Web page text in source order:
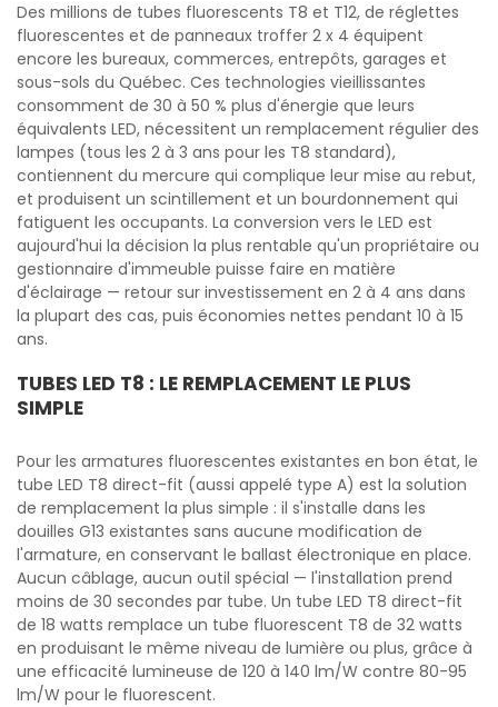
Des millions de tubes fluorescents T8 et T12, de réglettes
fluorescentes et de panneaux troffer 2 x 4 équipent
encore les bureaux, commerces, entrepôts, garages et
sous-sols du Québec. Ces technologies vieillissantes
consomment de 30 à 50 % plus d'énergie que leurs
équivalents LED, nécessitent un remplacement régulier des
lampes (tous les 2 à 3 ans pour les T8 standard),
contiennent du mercure qui complique leur mise au rebut,
et produisent un scintillement et un bourdonnement qui
fatiguent les occupants. La conversion vers le LED est
aujourd'hui la décision la plus rentable qu'un propriétaire ou
gestionnaire d'immeuble puisse faire en matière
d'éclairage — retour sur investissement en 2 à 4 ans dans
la plupart des cas, puis économies nettes pendant 10 à 15
ans.
TUBES LED T8 : LE REMPLACEMENT LE PLUS
SIMPLE
Pour les armatures fluorescentes existantes en bon état, le
tube LED T8 direct-fit (aussi appelé type A) est la solution
de remplacement la plus simple : il s'installe dans les
douilles G13 existantes sans aucune modification de
l'armature, en conservant le ballast électronique en place.
Aucun câblage, aucun outil spécial — l'installation prend
moins de 30 secondes par tube. Un tube LED T8 direct-fit
de 18 watts remplace un tube fluorescent T8 de 32 watts
en produisant le même niveau de lumière ou plus, grâce à
une efficacité lumineuse de 120 à 140 lm/W contre 80-95
lm/W pour le fluorescent.